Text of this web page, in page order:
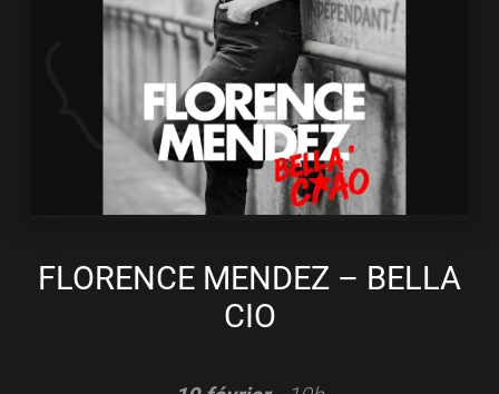
FLORENCE MENDEZ – BELLA
CIO